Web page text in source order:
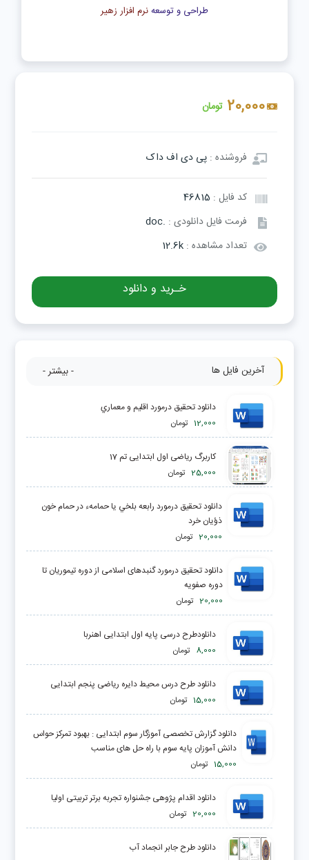
20,000 تومان
فروشنده :پی دی اف داک
کد فایل : 46815
فرمت فایل دانلودی : .doc
تعداد مشاهده :12.6k
خـرید و دانلود
آخرین فایل ها - بیشتر -
دانلود تحقیق درمورد اقليم و معماري
12,000 تومان
کاربرگ ریاضی اول ابتدایی تم 17
25,000 تومان
دانلود تحقیق درمورد رابعه بلخي یا حمامهء در حمام خون
ذؤیان خرد
20,000 تومان
دانلود تحقیق درمورد گنبدهای اسلامی از دوره تیموریان تا
دوره صفویه
20,000 تومان
دانلودطرح درسی پایه اول ابتدایی اهنربا
8,000 تومان
دانلود طرح درس محیط دایره ریاضی پنجم ابتدایی
15,000 تومان
دانلود گزارش تخصصی آموزگار سوم ابتدایی : بهبود تمرکز حواس
دانش آموزان پایه سوم با راه حل های مناسب
15,000 تومان
دانلود اقدام پژوهی جشنواره تجربه برتر تربیتی اولیا
20,000 تومان
دانلود طرح جابر انجماد آب
طراحی و توسعهنرم افزار زهیر